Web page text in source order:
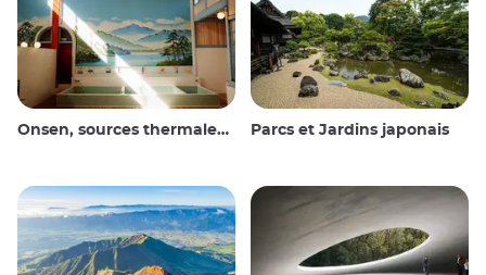
Onsen, sources thermales et bains publics Parcs et Jardins japonais